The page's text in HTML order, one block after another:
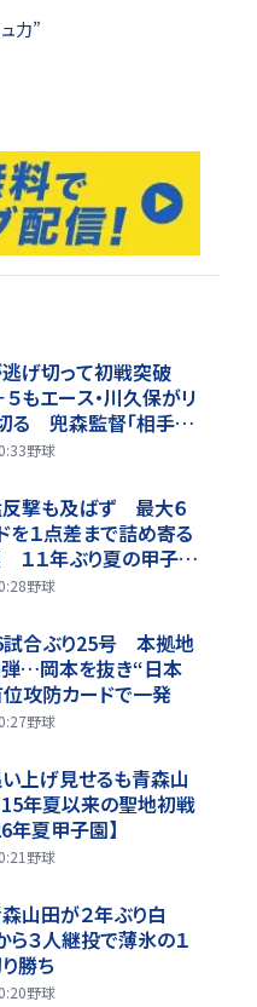
力”
げ切って初戦突破
もエース・川久保がリ
る 兜森監督「相手の
よかった」選手も丁寧
野球
撃も及ばず 最大６
を１点差まで詰め寄る
１１年ぶり夏の甲子園
野球
試合ぶり25号 本拠地
…岡本を抜き“日本
位攻防カードで一発
野球
上げ見せるも青森山
年夏以来の聖地初戦
年夏甲子園】
野球
森山田が２年ぶり白
３人継投で薄氷の１
勝ち
野球